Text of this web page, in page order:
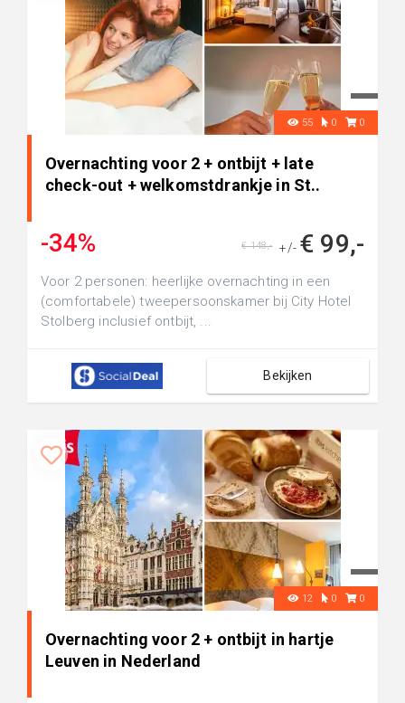
55 0 0
Overnachting voor 2 + ontbijt + late
check-out + welkomstdrankje in St..
-34% +/- € 99,-
€ 148,-
Voor 2 personen: heerlijke overnachting in een
(comfortabele) tweepersoonskamer bij City Hotel
Stolberg inclusief ontbijt, ...
Bekijken
12 0 0
Overnachting voor 2 + ontbijt in hartje
Leuven in Nederland